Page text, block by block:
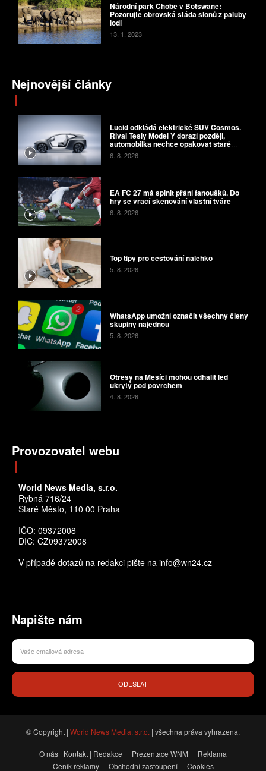
Národní park Chobe v Botswaně:
Pozorujte obrovská stáda slonů z paluby
lodi
13. 1. 2023
Nejnovější články
Lucid odkládá elektrické SUV Cosmos.
Rival Tesly Model Y dorazí později,
automobilka nechce opakovat staré
chyby
6. 8. 2026
EA FC 27 má splnit přání fanoušků. Do
hry se vrací skenování vlastní tváře
6. 8. 2026
Top tipy pro cestování nalehko
5. 8. 2026
WhatsApp umožní označit všechny členy
skupiny najednou
5. 8. 2026
Otřesy na Měsíci mohou odhalit led
ukrytý pod povrchem
4. 8. 2026
Provozovatel webu
World News Media, s.r.o.
Rybná 716/24
Staré Město, 110 00 Praha
IČO: 09372008
DIČ: CZ09372008
V případě dotazů na redakci pište na info@wn24.cz
Napište nám
ODESLAT
© Copyright | World News Media, s.r.o. | všechna práva vyhrazena.
O nás | Kontakt | Redakce Prezentace WNM
Reklama
Ceník reklamy
Obchodní zastoupení Cookies